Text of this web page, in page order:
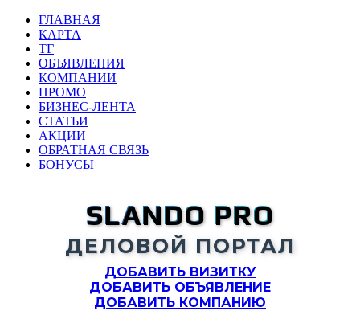
ГЛАВНАЯ
КАРТА
ТГ
ОБЪЯВЛЕНИЯ
КОМПАНИИ
ПРОМО
БИЗНЕС-ЛЕНТА
СТАТЬИ
АКЦИИ
ОБРАТНАЯ СВЯЗЬ
БОНУСЫ
SLANDO PRO
ДЕЛОВОЙ ПОРТАЛ
ДОБАВИТЬ ВИЗИТКУ
ДОБАВИТЬ ОБЪЯВЛЕНИЕ
ДОБАВИТЬ КОМПАНИЮ